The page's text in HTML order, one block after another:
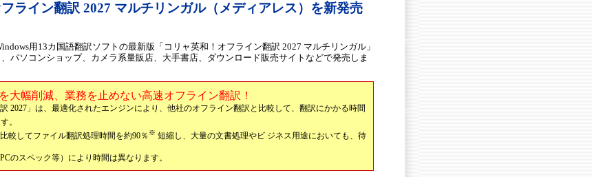
フライン翻訳 2027 マルチリンガル（メディアレス）を新発売
用13カ国語翻訳ソフトの最新版「コリャ英和！オフライン翻訳 2027 マルチリンガル」
パソコンショップ、カメラ系量販店、大手書店、ダウンロード販売サイトなどで発売しま
大幅削減、業務を止めない高速オフライン翻訳！
2027」は、最適化されたエンジンにより、他社のオフライン翻訳と比較して、翻訳にかかる時間
。
較してファイル翻訳処理時間を約90％ ※ 短縮し、大量の文書処理やビ ジネス用途においても、待
のスペック等）により時間は異なります。